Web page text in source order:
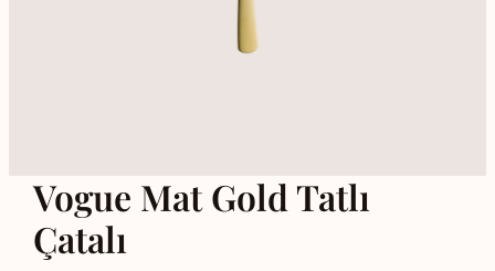
Vogue Mat Gold Tatlı
Çatalı